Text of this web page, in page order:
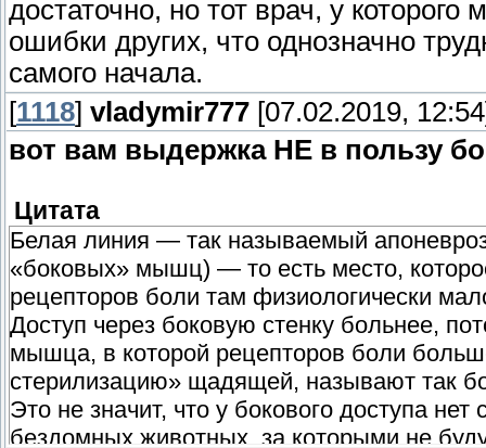
достаточно, но тот врач, у
ошибки других, что однозначно
самого начала.
[1118] vladymir777 [07.02.2019,
вот вам выдержка НЕ в пользу
Цитата
Белая линия — так называемый
«боковых» мышц) — то есть место,
рецепторов боли там физиологически
Доступ через боковую стенку больнее,
мышца, в которой рецепторов боли
стерилизацию» щадящей, называют так
Это не значит, что у бокового доступа
бездомных животных, за которыми не